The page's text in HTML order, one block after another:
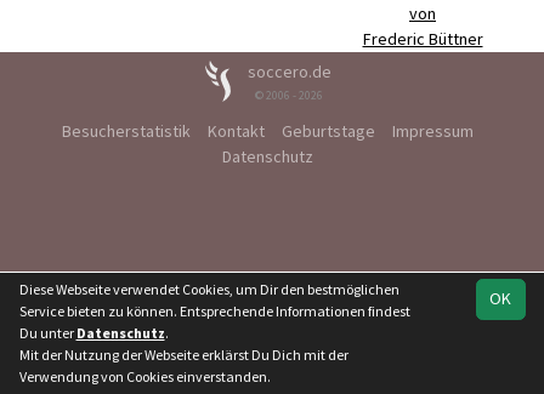
von
Frederic Büttner
soccero.de
© 2006 - 2026
Besucherstatistik Kontakt Geburtstage
Impressum
Datenschutz
OK
Diese Webseite verwendet Cookies, um Dir den bestmöglichen
Service bieten zu können. Entsprechende Informationen findest
Du unter Datenschutz.
Mit der Nutzung der Webseite erklärst Du Dich mit der
Verwendung von Cookies einverstanden.